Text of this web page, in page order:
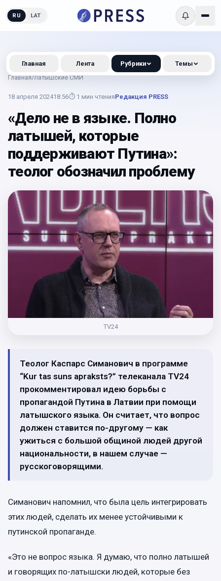
RU LAT
Главная/Латышские СМИ
18 апреля 202418:56⏱ 1 мин чтенияРедакция PRESS
«Дело не в языке. Полно
латышей, которые
поддерживают Путина»:
теолог обозначил проблему
TV24
Теолог Каспарс Симанович в программе
“Kur tas suns apraksts?” телеканала TV24
прокомментировал идею борьбы с
пропагандой Путина в Латвии при помощи
латышского языка. Он считает, что вопрос
должен ставится по-другому — как
ужиться с большой общиной людей другой
национальности, в нашем случае —
русскоговорящими.
Симанович напомнил, что была цель интегрировать
этих людей, сделать их менее устойчивыми к
путинской пропаганде.
«Это не вопрос языка. Я думаю, что полно латышей
и говорящих по-латышски людей, которые без
Главная Лента Рубрики Темы